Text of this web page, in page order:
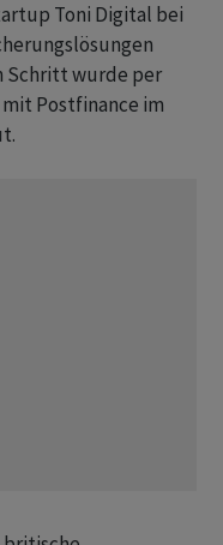
Toni Digital bei
Schritt wurde per
Postfinance im